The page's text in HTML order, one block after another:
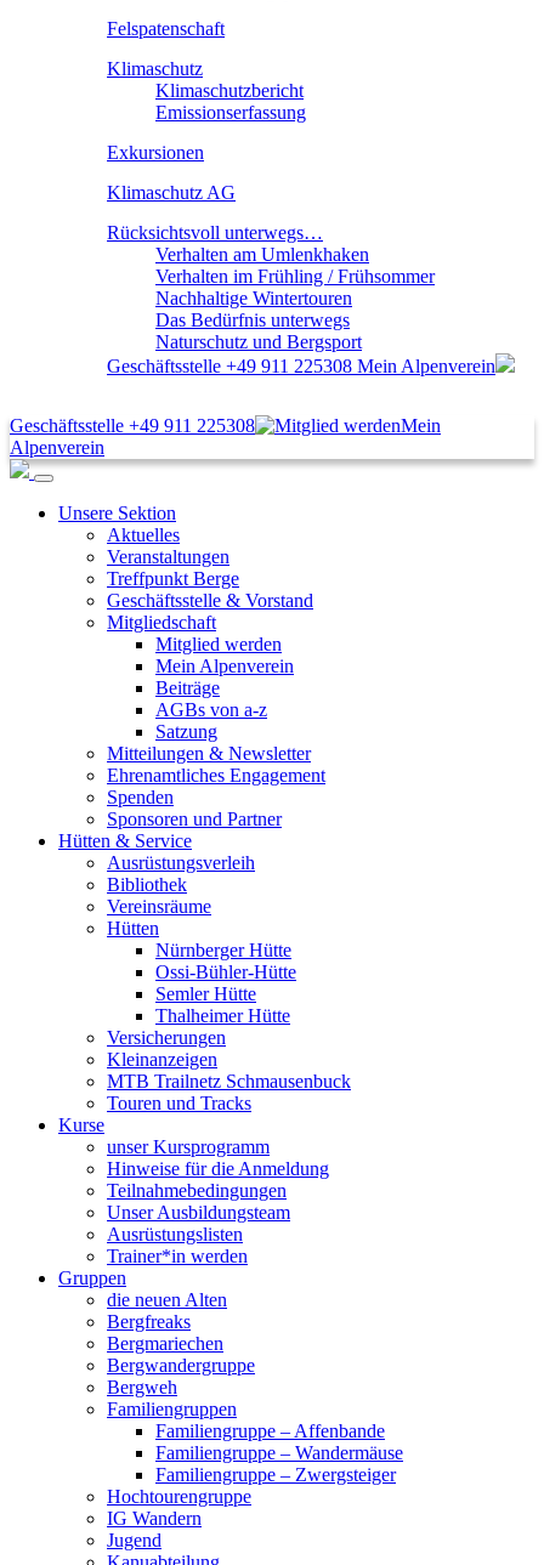
Felspatenschaft
Klimaschutz
Klimaschutzbericht
Emissionserfassung
Exkursionen
Klimaschutz AG
Rücksichtsvoll unterwegs…
Verhalten am Umlenkhaken
Verhalten im Frühling / Frühsommer
Nachhaltige Wintertouren
Das Bedürfnis unterwegs
Naturschutz und Bergsport
Geschäftsstelle +49 911 225308 Mein Alpenverein
Geschäftsstelle +49 911 225308
Mein
Alpenverein
Unsere Sektion
Aktuelles
Veranstaltungen
Treffpunkt Berge
Geschäftsstelle & Vorstand
Mitgliedschaft
Mitglied werden
Mein Alpenverein
Beiträge
AGBs von a-z
Satzung
Mitteilungen & Newsletter
Ehrenamtliches Engagement
Spenden
Sponsoren und Partner
Hütten & Service
Ausrüstungsverleih
Bibliothek
Vereinsräume
Hütten
Nürnberger Hütte
Ossi-Bühler-Hütte
Semler Hütte
Thalheimer Hütte
Versicherungen
Kleinanzeigen
MTB Trailnetz Schmausenbuck
Touren und Tracks
Kurse
unser Kursprogramm
Hinweise für die Anmeldung
Teilnahmebedingungen
Unser Ausbildungsteam
Ausrüstungslisten
Trainer*in werden
Gruppen
die neuen Alten
Bergfreaks
Bergmariechen
Bergwandergruppe
Bergweh
Familiengruppen
Familiengruppe – Affenbande
Familiengruppe – Wandermäuse
Familiengruppe – Zwergsteiger
Hochtourengruppe
IG Wandern
Jugend